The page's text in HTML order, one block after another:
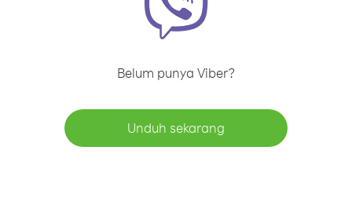
Belum punya Viber?
Unduh sekarang